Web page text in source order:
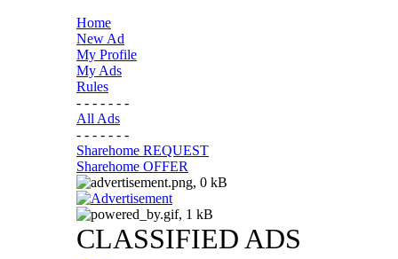
Home
New Ad
My Profile
My Ads
Rules
- - - - - - -
All Ads
- - - - - - -
Sharehome REQUEST
Sharehome OFFER
CLASSIFIED ADS